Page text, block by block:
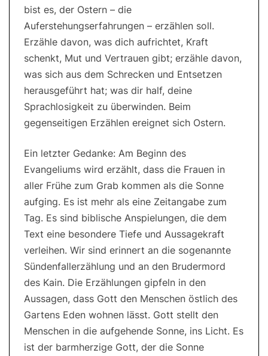
bist es, der Ostern – die
Auferstehungserfahrungen – erzählen soll.
Erzähle davon, was dich aufrichtet, Kraft
schenkt, Mut und Vertrauen gibt; erzähle davon,
was sich aus dem Schrecken und Entsetzen
herausgeführt hat; was dir half, deine
Sprachlosigkeit zu überwinden. Beim
gegenseitigen Erzählen ereignet sich Ostern.
Ein letzter Gedanke: Am Beginn des
Evangeliums wird erzählt, dass die Frauen in
aller Frühe zum Grab kommen als die Sonne
aufging. Es ist mehr als eine Zeitangabe zum
Tag. Es sind biblische Anspielungen, die dem
Text eine besondere Tiefe und Aussagekraft
verleihen. Wir sind erinnert an die sogenannte
Sündenfallerzählung und an den Brudermord
des Kain. Die Erzählungen gipfeln in den
Aussagen, dass Gott den Menschen östlich des
Gartens Eden wohnen lässt. Gott stellt den
Menschen in die aufgehende Sonne, ins Licht. Es
ist der barmherzige Gott, der die Sonne